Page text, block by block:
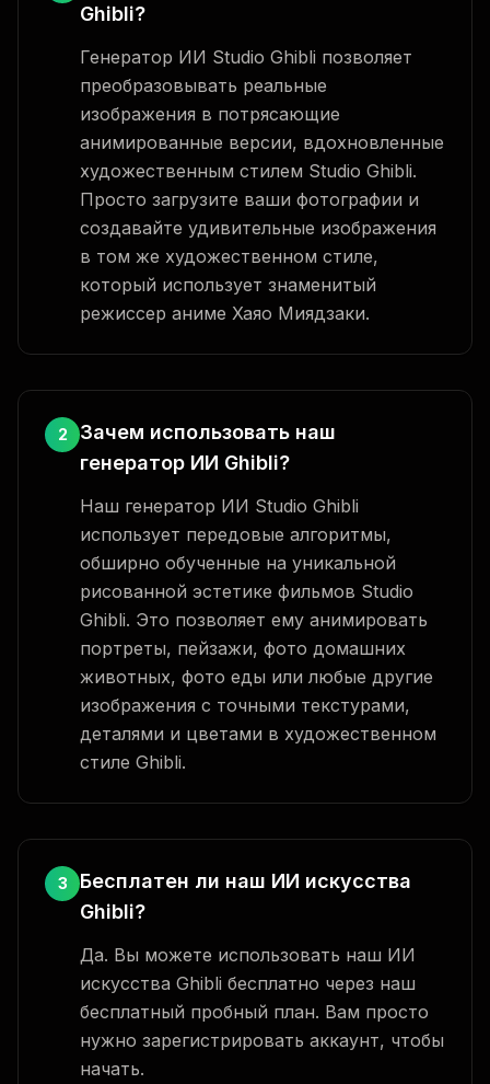
Ghibli?
Генератор ИИ Studio Ghibli позволяет
преобразовывать реальные
изображения в потрясающие
анимированные версии, вдохновленные
художественным стилем Studio Ghibli.
Просто загрузите ваши фотографии и
создавайте удивительные изображения
в том же художественном стиле,
который использует знаменитый
режиссер аниме Хаяо Миядзаки.
2
Зачем использовать наш
генератор ИИ Ghibli?
Наш генератор ИИ Studio Ghibli
использует передовые алгоритмы,
обширно обученные на уникальной
рисованной эстетике фильмов Studio
Ghibli. Это позволяет ему анимировать
портреты, пейзажи, фото домашних
животных, фото еды или любые другие
изображения с точными текстурами,
деталями и цветами в художественном
стиле Ghibli.
3
Бесплатен ли наш ИИ искусства
Ghibli?
Да. Вы можете использовать наш ИИ
искусства Ghibli бесплатно через наш
бесплатный пробный план. Вам просто
нужно зарегистрировать аккаунт, чтобы
начать.